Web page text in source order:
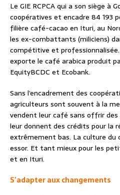
Le GIE RCPCA qui a son siège à
coopératives et encadre 84 193
filière café-cacao en Ituri, au
les ex-combattants (miliciens)
compétitive et
exporte le café arabica produit
EquityBCDC et Ecobank.
Sans l’encadrement des
agriculteurs sont souvent à la
vendent leur café sans offrir des
leur donnent des crédits pour la
extrêmement bas. La culture du
essor. Et tant mieux pour les
et en Ituri.
S’adapter aux changements